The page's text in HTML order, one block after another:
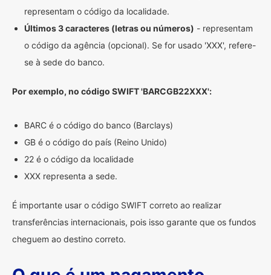
representam o código da localidade.
Últimos 3 caracteres (letras ou números) - representam
o código da agência (opcional). Se for usado 'XXX', refere-
se à sede do banco.
Por exemplo, no código SWIFT 'BARCGB22XXX':
BARC é o código do banco (Barclays)
GB é o código do país (Reino Unido)
22 é o código da localidade
XXX representa a sede.
É importante usar o código SWIFT correto ao realizar
transferências internacionais, pois isso garante que os fundos
cheguem ao destino correto.